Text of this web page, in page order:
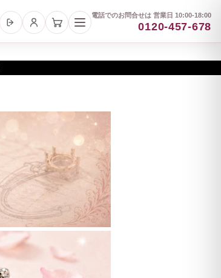
電話でのお問合せは 営業日 10:00-18:00
0120-457-678